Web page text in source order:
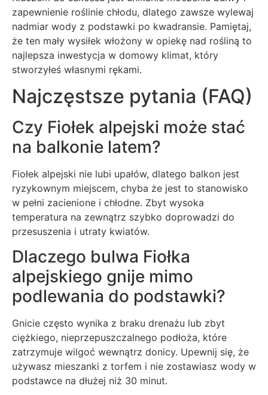
zapewnienie roślinie chłodu, dlatego zawsze wylewaj
nadmiar wody z podstawki po kwadransie. Pamiętaj,
że ten mały wysiłek włożony w opiekę nad rośliną to
najlepsza inwestycja w domowy klimat, który
stworzyłeś własnymi rękami.
Najczęstsze pytania (FAQ)
Czy Fiołek alpejski może stać
na balkonie latem?
Fiołek alpejski nie lubi upałów, dlatego balkon jest
ryzykownym miejscem, chyba że jest to stanowisko
w pełni zacienione i chłodne. Zbyt wysoka
temperatura na zewnątrz szybko doprowadzi do
przesuszenia i utraty kwiatów.
Dlaczego bulwa Fiołka
alpejskiego gnije mimo
podlewania do podstawki?
Gnicie często wynika z braku drenażu lub zbyt
ciężkiego, nieprzepuszczalnego podłoża, które
zatrzymuje wilgoć wewnątrz donicy. Upewnij się, że
używasz mieszanki z torfem i nie zostawiasz wody w
podstawce na dłużej niż 30 minut.